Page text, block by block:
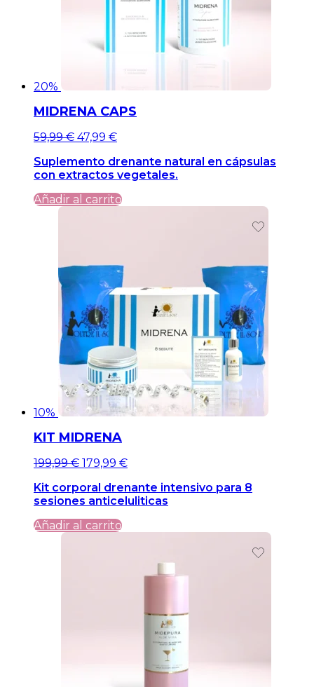
20%
MIDRENA CAPS
El
original
era:
59,99 €.
59,99€El
actual
es:
59,99 €.
47,99 €
Suplemento drenante natural en cápsulas
con extractos vegetales.
Añadir al carrito
10%
KIT MIDRENA
El
original
era:
199,99 €.
199,99€El
actual
es:
199,99 €.
179,99 €
Kit corporal drenante intensivo para 8
sesiones anticeluliticas
Añadir al carrito